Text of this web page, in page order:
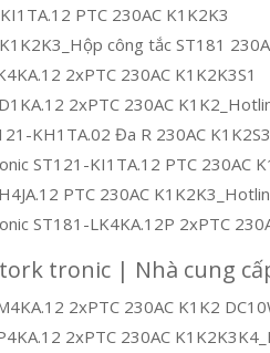
PTC 230AC K1K2K3
công tắc ST181
2xPTC 230AC K1K2K3S1
2xPTC 230AC
KH1TA.02 Đa R 230AC K1K2S3
ST121-KI1TA.12 PTC 230AC
PTC 230AC
ST181-LK4KA.12P 2xPTC
tronic | Nhà cung
2xPTC 230AC K1K2
2xPTC 230AC